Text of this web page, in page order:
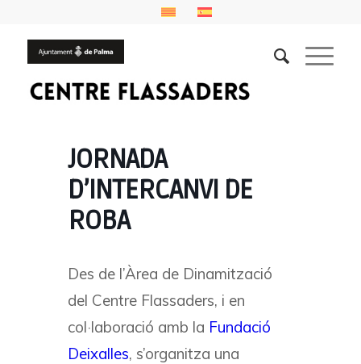
JORNADA
D’INTERCANVI DE
ROBA
Des de l’Àrea de Dinamització
del Centre Flassaders, i en
col·laboració amb la Fundació
Deixalles, s’organitza una